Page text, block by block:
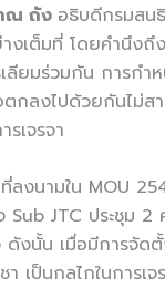
ณ ถัง อธิบดีกรมสน
เต็มที่ โดยคำนึงถึ
ยมร่วมกัน การกำ
ตกลงไปด้วยกันไม่
เจรจา
ลงนามใน MOU
Sub JTC ประชุม
งนั้น เมื่อมีการจัดตั้
เป็นกลไกในการเ